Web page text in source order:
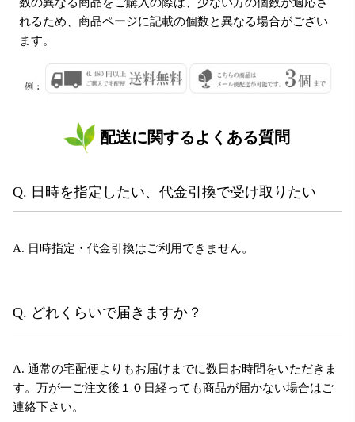
数の異なる商品をご購入の際は、少ない方の個数が適応さ
れるため、商品ページに記載の個数と異なる場合がござい
ます。
配送に関するよくある質問
Q. 日時を指定したい、代金引換で受け取りたい
A. 日時指定・代金引換はご利用できません。
Q. どれくらいで届きますか？
A. 通常の宅配便よりもお届けまでに数日お時間をいただきま
す。万が一ご注文後１０日経っても商品が届かない場合はご
連絡下さい。